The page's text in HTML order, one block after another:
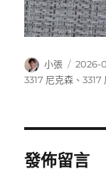
作
者
小張
發
佈
2026-
3317 尼克森 、3317
發佈留言